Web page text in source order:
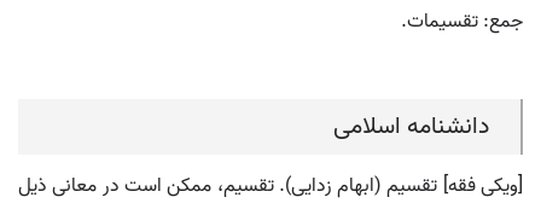
جمع: تقسیمات.
دانشنامه اسلامی
[ویکی فقه] تقسیم (ابهام زدایی). تقسیم، ممکن است در معانی ذیل